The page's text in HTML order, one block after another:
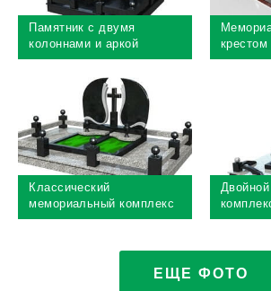
Памятник с двумя
колоннами и аркой
Классический
мемориальный комплекс
ЕЩЕ ФОТО